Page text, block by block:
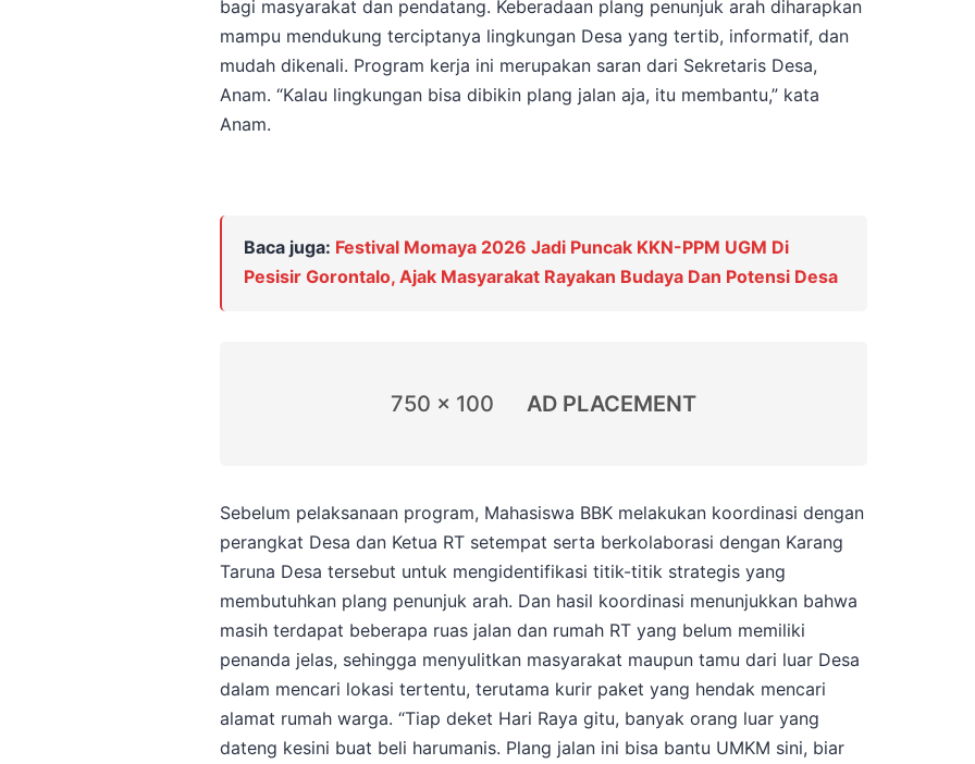
bagi masyarakat dan pendatang. Keberadaan plang penunjuk arah diharapkan
mampu mendukung terciptanya lingkungan Desa yang tertib, informatif, dan
mudah dikenali. Program kerja ini merupakan saran dari Sekretaris Desa,
Anam. “Kalau lingkungan bisa dibikin plang jalan aja, itu membantu,” kata
Anam.
Baca juga: Festival Momaya 2026 Jadi Puncak KKN-PPM UGM Di
Pesisir Gorontalo, Ajak Masyarakat Rayakan Budaya Dan Potensi Desa
750 x 100 AD PLACEMENT
Sebelum pelaksanaan program, Mahasiswa BBK melakukan koordinasi dengan
perangkat Desa dan Ketua RT setempat serta berkolaborasi dengan Karang
Taruna Desa tersebut untuk mengidentifikasi titik-titik strategis yang
membutuhkan plang penunjuk arah. Dan hasil koordinasi menunjukkan bahwa
masih terdapat beberapa ruas jalan dan rumah RT yang belum memiliki
penanda jelas, sehingga menyulitkan masyarakat maupun tamu dari luar Desa
dalam mencari lokasi tertentu, terutama kurir paket yang hendak mencari
alamat rumah warga. “Tiap deket Hari Raya gitu, banyak orang luar yang
dateng kesini buat beli harumanis. Plang jalan ini bisa bantu UMKM sini, biar